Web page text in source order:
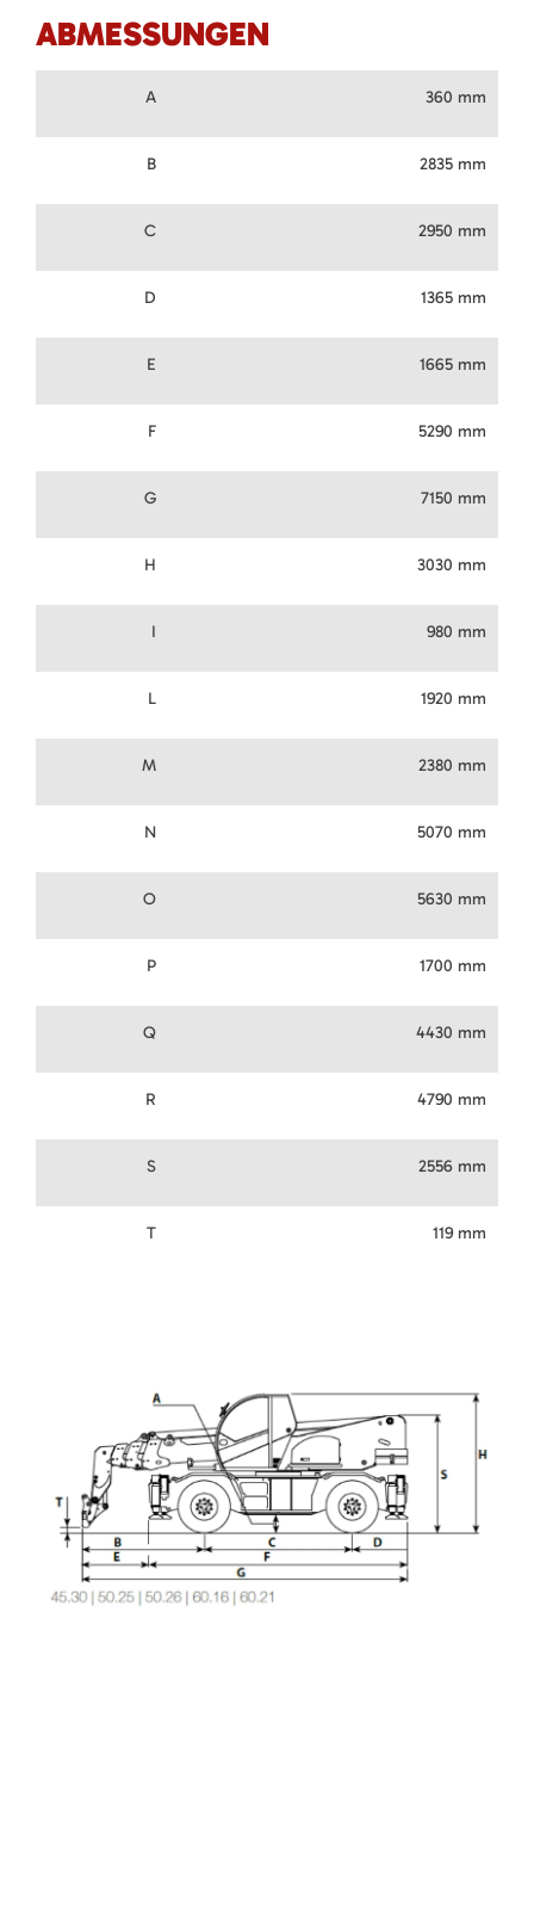
ABMESSUNGEN
A 360 mm
B 2835 mm
C 2950 mm
D 1365 mm
E 1665 mm
F 5290 mm
G 7150 mm
H 3030 mm
I 980 mm
L 1920 mm
M 2380 mm
N 5070 mm
O 5630 mm
P 1700 mm
Q 4430 mm
R 4790 mm
S 2556 mm
T 119 mm